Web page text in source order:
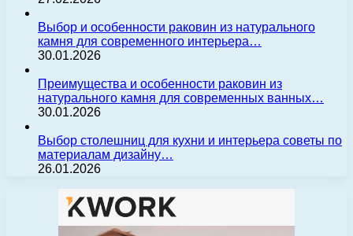
Выбор и особенности раковин из натурального
камня для современного интерьера…
30.01.2026
Преимущества и особенности раковин из
натурального камня для современных ванных…
30.01.2026
Выбор столешниц для кухни и интерьера советы по
материалам дизайну…
26.01.2026